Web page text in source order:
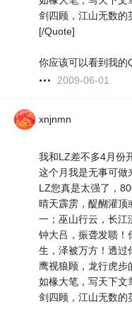
剑四顾，江山无数
[/Quote]
你应该可以看到我的
2009-06-01
xnjnmn
我和LZ差不多4月份
这个月我是无事可做
LZ您真是太强了，
晴天霹雳，醍醐灌顶
一；巫山行云，长江
钟大吕，振聋发聩！
生，泽被万方！透过
鹰视狼顾，龙行虎步
如椽大笔，写天下文
剑四顾，江山无数的